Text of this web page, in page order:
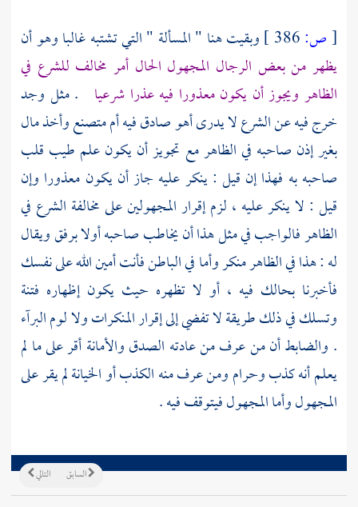
[ص:
وبقيت هنا " المسألة " التي تشتبه غالبا وهو أن
يظهر من بعض الرجال المجهول الحال أمر مخالف للشرع في
الظاهر ويجوز أن يكون معذورا فيه عذرا شرعيا . مثل وجد
خرج فيه عن الشرع لا يدرى أهو صادق فيه أم متصنع وأخذ مال
بغير إذن صاحبه في الظاهر مع تجويز أن يكون علم طيب قلب
صاحبه به فهذا إن قيل : ينكر عليه جاز أن يكون معذورا وإن
قيل : لا ينكر عليه ، لزم إقرار المجهولين على مخالفة الشرع في
الظاهر فالواجب في مثل هذا أن يخاطب صاحبه أولا برفق ويقال
له : هذا في الظاهر منكر وأما في الباطن فأنت أمين الله على نفسك
فأخبرنا بحالك فيه ، أو لا تظهره حيث يكون إظهاره فتنة
وتسلك في ذلك طريقة لا تفضي إلى إقرار المنكرات ولا لوم البرآء
. والضابط أن من عرف من عادته الصدق والأمانة أقر على ما لم
يعلم أنه كذب وحرام ومن عرف منه الكذب أو الخيانة لم يقر على
المجهول وأما المجهول فيتوقف فيه .
التالي السابق